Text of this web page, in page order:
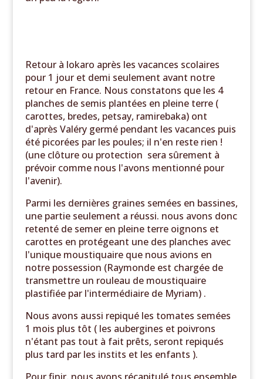
Retour à lokaro après les vacances scolaires
pour 1 jour et demi seulement avant notre
retour en France. Nous constatons que les 4
planches de semis plantées en pleine terre (
carottes, bredes, petsay, ramirebaka) ont
d'après Valéry germé pendant les vacances puis
été picorées par les poules; il n'en reste rien !
(une clôture ou protection sera sûrement à
prévoir comme nous l'avons mentionné pour
l'avenir).
Parmi les dernières graines semées en bassines,
une partie seulement a réussi. nous avons donc
retenté de semer en pleine terre oignons et
carottes en protégeant une des planches avec
l'unique moustiquaire que nous avions en
notre possession (Raymonde est chargée de
transmettre un rouleau de moustiquaire
plastifiée par l'intermédiaire de Myriam) .
Nous avons aussi repiqué les tomates semées
1 mois plus tôt ( les aubergines et poivrons
n'étant pas tout à fait prêts, seront repiqués
plus tard par les instits et les enfants ).